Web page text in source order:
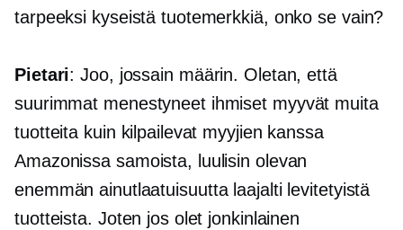
tarpeeksi kyseistä tuotemerkkiä, onko se vain?
Pietari: Joo, jossain määrin. Oletan, että
suurimmat menestyneet ihmiset myyvät muita
tuotteita kuin kilpailevat myyjien kanssa
Amazonissa samoista, luulisin olevan
enemmän ainutlaatuisuutta laajalti levitetyistä
tuotteista. Joten jos olet jonkinlainen